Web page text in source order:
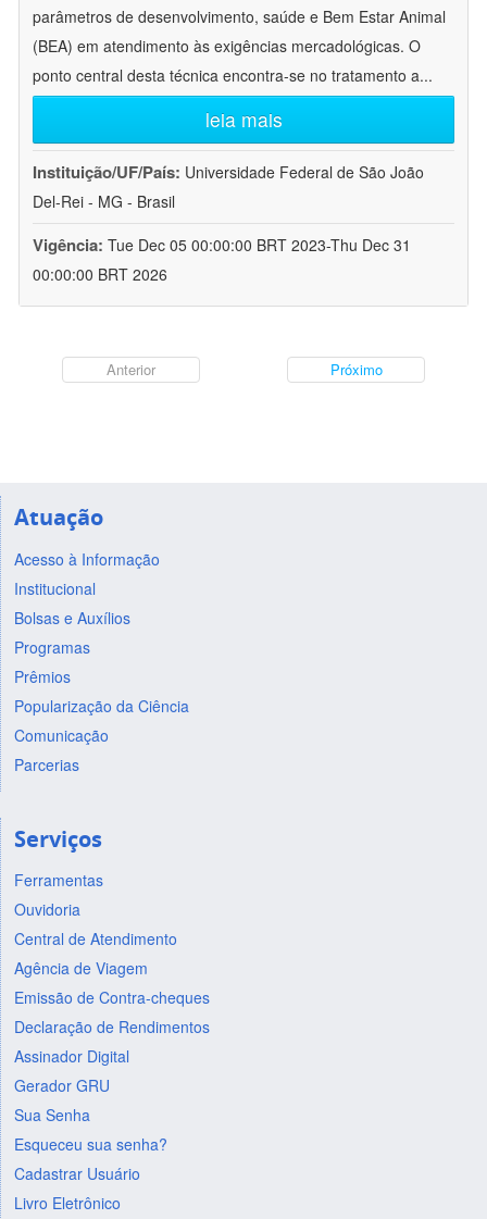
parâmetros de desenvolvimento, saúde e Bem Estar Animal
(BEA) em atendimento às exigências mercadológicas. O
ponto central desta técnica encontra-se no tratamento a...
leia mais
Instituição/UF/País: Universidade Federal de São João
Del-Rei - MG - Brasil
Vigência: Tue Dec 05 00:00:00 BRT 2023-Thu Dec 31
00:00:00 BRT 2026
Anterior Próximo
Atuação
Acesso à Informação
Institucional
Bolsas e Auxílios
Programas
Prêmios
Popularização da Ciência
Comunicação
Parcerias
Serviços
Ferramentas
Ouvidoria
Central de Atendimento
Agência de Viagem
Emissão de Contra-cheques
Declaração de Rendimentos
Assinador Digital
Gerador GRU
Sua Senha
Esqueceu sua senha?
Cadastrar Usuário
Livro Eletrônico